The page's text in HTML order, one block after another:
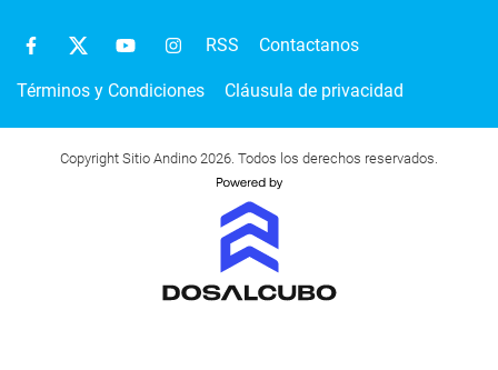
RSS Contactanos
Términos y Condiciones Cláusula de privacidad
Copyright Sitio Andino 2026. Todos los derechos reservados.